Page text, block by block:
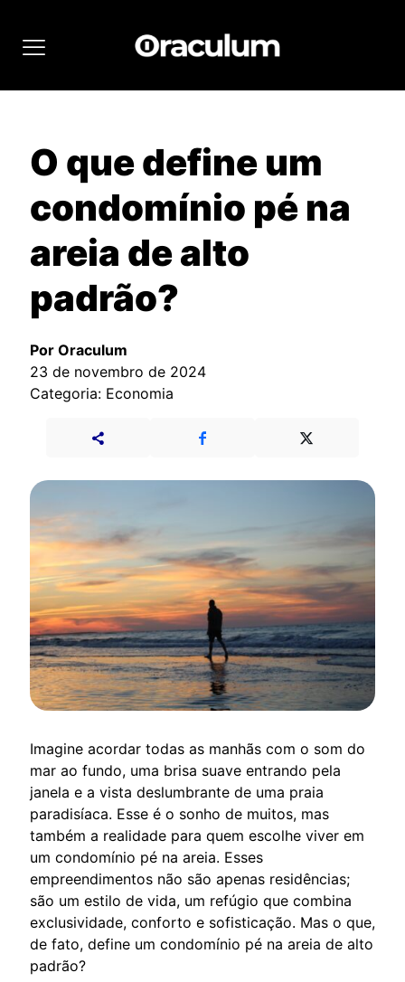
O que define um
condomínio pé na
areia de alto
padrão?
Por Oraculum
23 de novembro de 2024
Categoria: Economia
Imagine acordar todas as manhãs com o som do
mar ao fundo, uma brisa suave entrando pela
janela e a vista deslumbrante de uma praia
paradisíaca. Esse é o sonho de muitos, mas
também a realidade para quem escolhe viver em
um condomínio pé na areia. Esses
empreendimentos não são apenas residências;
são um estilo de vida, um refúgio que combina
exclusividade, conforto e sofisticação. Mas o que,
de fato, define um condomínio pé na areia de alto
padrão?